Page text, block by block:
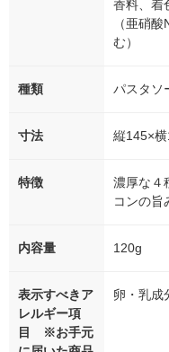
香料、着
（亜硝
む）
種類 パスタソ
寸法 縦145×
特徴
濃厚な４
コンの旨
内容量 120g
表示すべきア
レルギー項
目 ※お手元
卵・乳成